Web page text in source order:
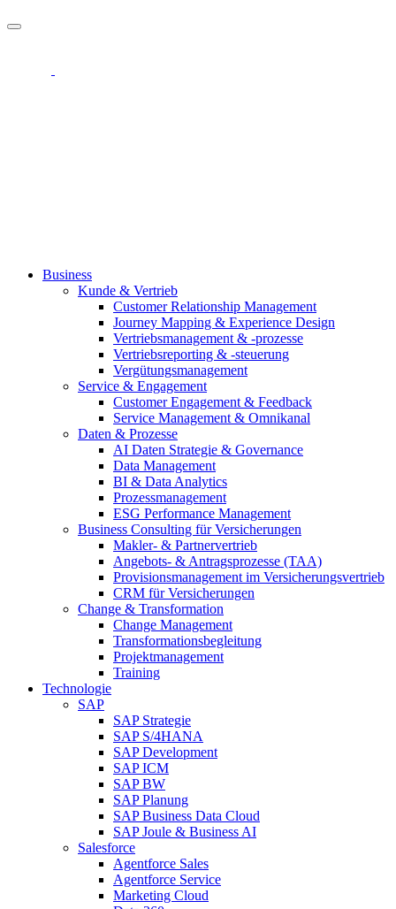
Business
Kunde & Vertrieb
Customer Relationship Management
Journey Mapping & Experience Design
Vertriebsmanagement & -prozesse
Vertriebsreporting & -steuerung
Vergütungsmanagement
Service & Engagement
Customer Engagement & Feedback
Service Management & Omnikanal
Daten & Prozesse
AI Daten Strategie & Governance
Data Management
BI & Data Analytics
Prozessmanagement
ESG Performance Management
Business Consulting für Versicherungen
Makler- & Partnervertrieb
Angebots- & Antragsprozesse (TAA)
Provisionsmanagement im Versicherungsvertrieb
CRM für Versicherungen
Change & Transformation
Change Management
Transformationsbegleitung
Projektmanagement
Training
Technologie
SAP
SAP Strategie
SAP S/4HANA
SAP Development
SAP ICM
SAP BW
SAP Planung
SAP Business Data Cloud
SAP Joule & Business AI
Salesforce
Agentforce Sales
Agentforce Service
Marketing Cloud